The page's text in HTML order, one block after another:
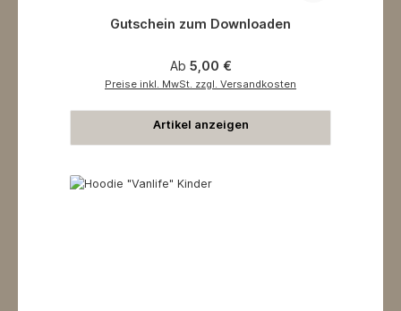
Gutschein zum Downloaden
Regulärer Preis:
Ab 5,00 €
Preise inkl. MwSt. zzgl. Versandkosten
Artikel anzeigen